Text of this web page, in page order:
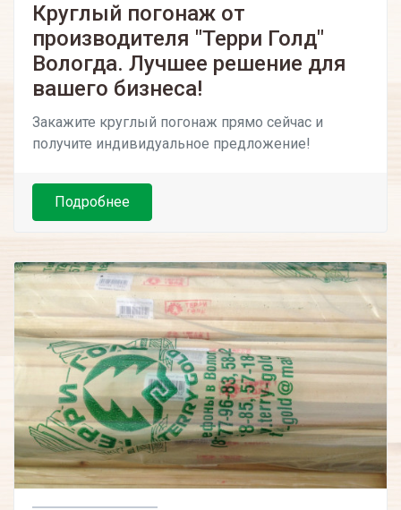
Круглый погонаж от
производителя "Терри Голд"
Вологда. Лучшее решение для
вашего бизнеса!
Закажите круглый погонаж прямо сейчас и
получите индивидуальное предложение!
Подробнее